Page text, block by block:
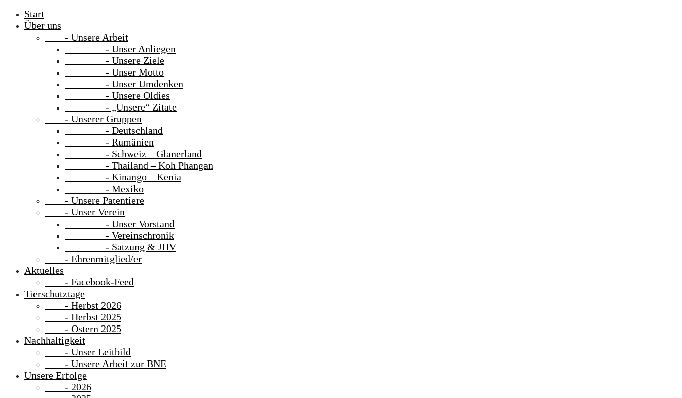
Start
Über uns
- Unsere Arbeit
- Unser Anliegen
- Unsere Ziele
- Unser Motto
- Unser Umdenken
- Unsere Oldies
- „Unsere“ Zitate
- Unserer Gruppen
- Deutschland
- Rumänien
- Schweiz – Glanerland
- Thailand – Koh Phangan
- Kinango – Kenia
- Mexiko
- Unsere Patentiere
- Unser Verein
- Unser Vorstand
- Vereinschronik
- Satzung & JHV
- Ehrenmitglied/er
Aktuelles
- Facebook-Feed
Tierschutztage
- Herbst 2026
- Herbst 2025
- Ostern 2025
Nachhaltigkeit
- Unser Leitbild
- Unsere Arbeit zur BNE
Unsere Erfolge
- 2026